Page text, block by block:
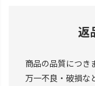
返
商品の品質につき
万一不良・破損な